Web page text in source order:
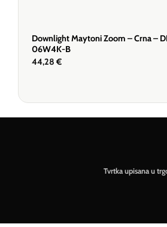
Downlight Maytoni Zoom – Crna –
06W4K-B
44,28 €
Tvrtka upisana u